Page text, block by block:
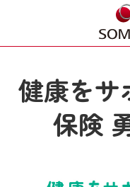
健康をサ
保険